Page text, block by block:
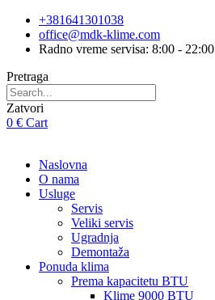
Skip
content
+381641301038
office@mdk-klime.com
Radno vreme servisa: 8:00 - 22:00
Pretraga
Zatvori
0 € Cart
Naslovna
O nama
Usluge
Servis
Veliki servis
Ugradnja
Demontaža
Ponuda klima
Prema kapacitetu BTU
Klime 9000 BTU